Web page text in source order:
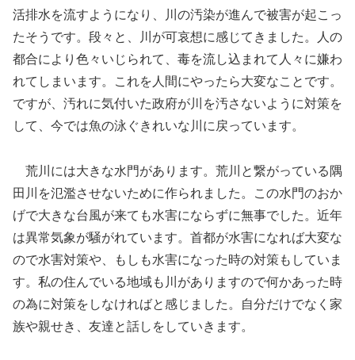
活排水を流すようになり、川の汚染が進んで被害が起こっ
たそうです。段々と、川が可哀想に感じてきました。人の
都合により色々いじられて、毒を流し込まれて人々に嫌わ
れてしまいます。これを人間にやったら大変なことです。
ですが、汚れに気付いた政府が川を汚さないように対策を
して、今では魚の泳ぐきれいな川に戻っています。
荒川には大きな水門があります。荒川と繋がっている隅
田川を氾濫させないために作られました。この水門のおか
げで大きな台風が来ても水害にならずに無事でした。近年
は異常気象が騒がれています。首都が水害になれば大変な
ので水害対策や、もしも水害になった時の対策もしていま
す。私の住んでいる地域も川がありますので何かあった時
の為に対策をしなければと感じました。自分だけでなく家
族や親せき、友達と話しをしていきます。